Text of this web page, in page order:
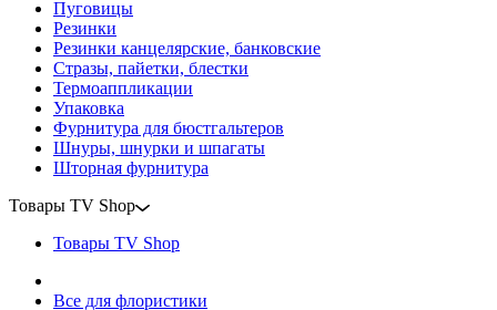
Пуговицы
Резинки
Резинки канцелярские, банковские
Стразы, пайетки, блестки
Термоаппликации
Упаковка
Фурнитура для бюстгальтеров
Шнуры, шнурки и шпагаты
Шторная фурнитура
Товары TV Shop
Товары TV Shop
Все для флористики